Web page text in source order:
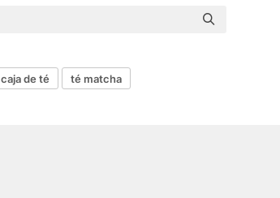
caja de té té matcha